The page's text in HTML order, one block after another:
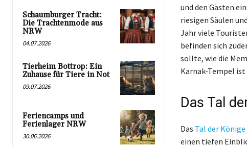
Schaumburger Tracht:
Die Trachtenmode aus
NRW
04.07.2026
Tierheim Bottrop: Ein
Zuhause für Tiere in Not
09.07.2026
Feriencamps und
Ferienlager NRW
30.06.2026
und den Gästen
riesigen Säulen
Jahr viele
befinden sich
sollte, wie die
Karnak-Tempel
Das Tal
Das Tal der Könige
einen tiefen